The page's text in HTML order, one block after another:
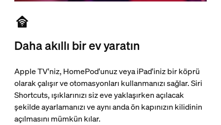
Daha akıllı bir ev yaratın
Apple TV'niz, HomePod'unuz veya iPad'iniz bir köprü
olarak çalışır ve otomasyonları kullanmanızı sağlar. Siri
Shortcuts, ışıklarınızı siz eve yaklaşırken açılacak
şekilde ayarlamanızı ve aynı anda ön kapınızın kilidinin
açılmasını mümkün kılar.